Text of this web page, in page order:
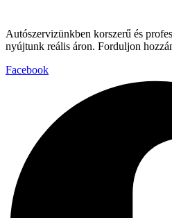
Autószervizünkben korszerű és
nyújtunk reális áron. Forduljon
Facebook